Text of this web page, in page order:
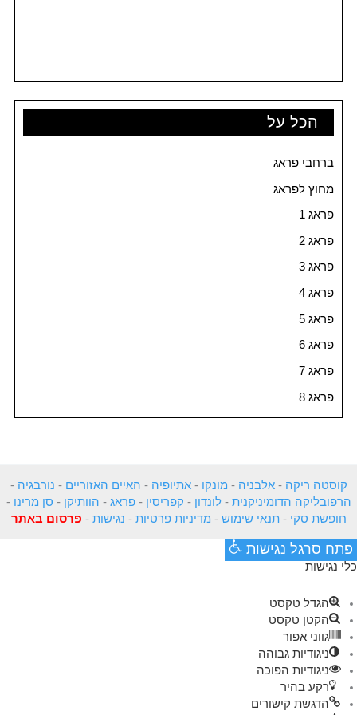
הכל על
ברחבי פראג
מחוץ לפראג
פראג 1
פראג 2
פראג 3
פראג 4
פראג 5
פראג 6
פראג 7
פראג 8
קוסטה ריקה -אלבניה - מונקו -אתיופיה - האיים האזוריים - נורבגיה -
הרפובליקה הדומיניקנית -לונדון - קפריסין -פראג - הוותיקן - סן מרינו -
חופשת סקי -תנאי שימוש - מדיניות פרטיות - נגישות - פרסום באתר
פתח סרגל נגישות
כלי נגישות
הגדל טקסט
הקטן טקסט
גווני אפור
ניגודיות גבוהה
ניגודיות הפוכה
רקע בהיר
הדגשת קישורים